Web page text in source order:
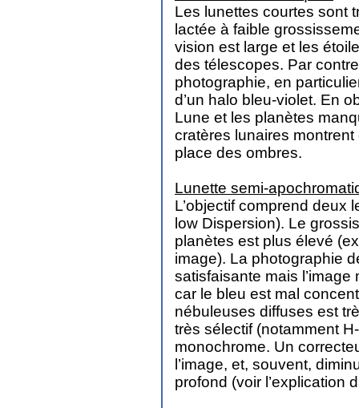
Les lunettes courtes sont
lactée à faible
vision est large et les
des télescopes. Par
photographie, en
d’un halo bleu-violet. En
Lune et les planètes
cratères lunaires
place des ombres.
Lunette semi-
L’objectif comprend deux
low Dispersion). Le
planètes est plus élevé
image). La photographie
satisfaisante mais
car le bleu est mal
nébuleuses diffuses est
très sélectif (notamment
monochrome. Un
l’image, et, souvent,
profond (voir l’explication